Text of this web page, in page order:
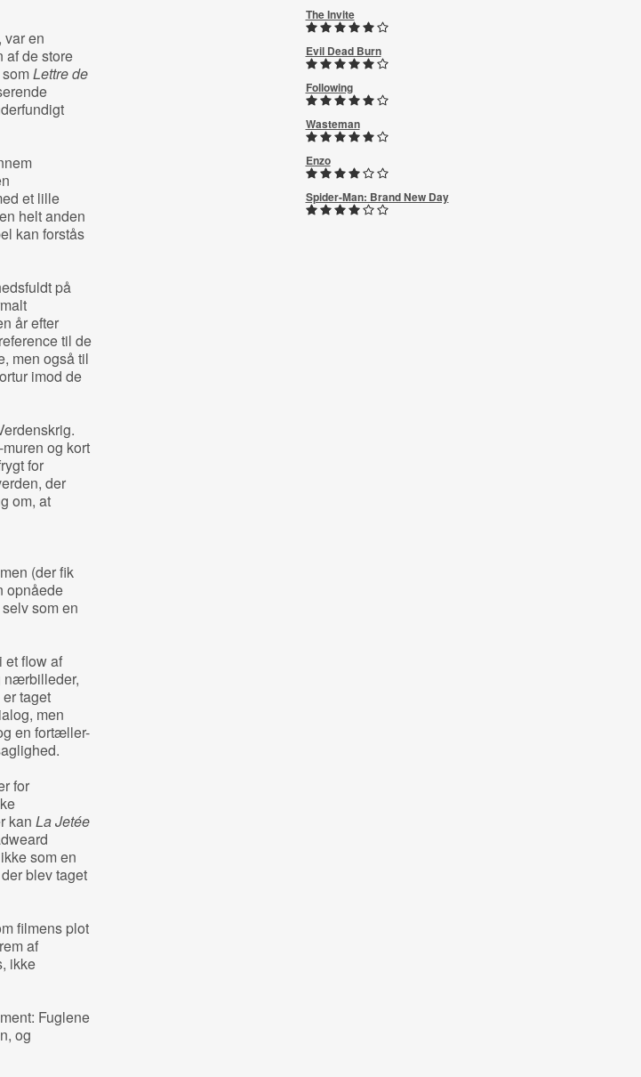
en
de store
Lettre de
et lille
helt anden
kan forstås
på
år efter
til de
men også til
imod de
og kort
for
der
om, at
(der fik
opnåede
som en
et flow af
nærbilleder,
taget
men
en fortæller-
for
kan La Jetée
som en
blev taget
filmens plot
af
ikke
Fuglene
og
The Invite
Evil Dead Burn
Following
Wasteman
Enzo
Spider-Man: Brand New Day